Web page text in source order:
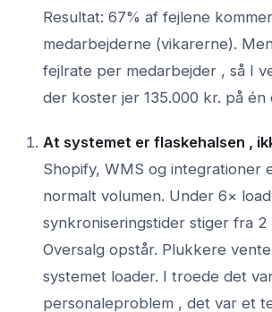
Resultat: 67% af fejlene
medarbejderne (vikarerne).
fejlrate per medarbejder , så I
der koster jer 135.000 kr. på én
At systemet er flaskehalsen ,
Shopify, WMS og integrationer
normalt volumen. Under 6×
synkroniseringstider stiger fra 2
Oversalg opstår. Plukkere
systemet loader. I troede det
personaleproblem , det var et